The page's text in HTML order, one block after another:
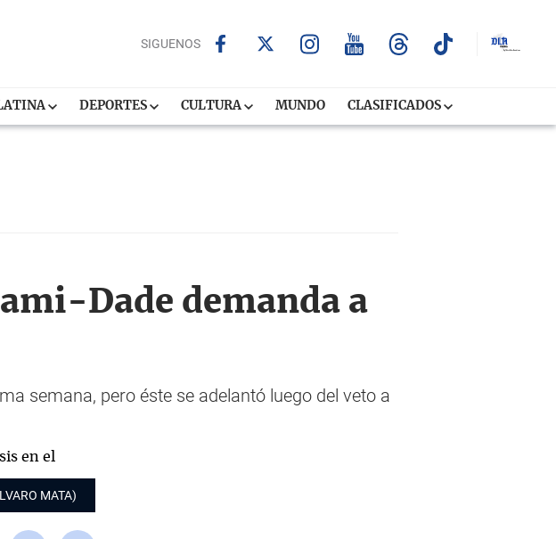
SIGUENOS
DEPORTES CULTURA MUNDO CLASIFICADOS
Dade demanda a
semana, pero éste se adelantó luego del veto a
MATA)